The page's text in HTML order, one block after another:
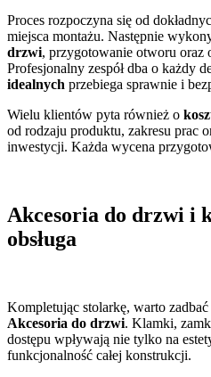
Proces rozpoczyna się od
miejsca montażu. Następnie
drzwi, przygotowanie otworu oraz
Profesjonalny zespół dba o każdy
idealnych przebiega sprawnie i
Wielu klientów pyta również o
od rodzaju produktu, zakresu prac
inwestycji. Każda wycena
Akcesoria do drzwi i
obsługa
Kompletując stolarkę, warto
Akcesoria do drzwi. Klamki,
dostępu wpływają nie tylko na
funkcjonalność całej konstrukcji.